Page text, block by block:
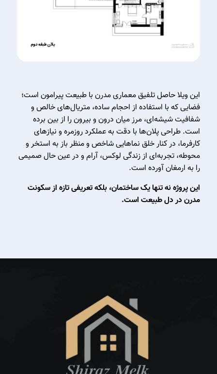
این ویلا حاصل تلفیق معماری مدرن با طبیعت پیرامون است؛
فضایی که با استفاده از احجام ساده، متریال‌های خالص و
شفافیت شیشه‌ای، مرز میان درون و بیرون را از بین برده
است. طراحی پلان‌ها با دقت به عملکرد روزمره و نیازهای
کارفرما، در کنار خلق نماهایی شاخص و منظر باز به استخر و
محوطه، تجربه‌ای از زندگی لوکس، آرام و در عین حال صمیمی
را به ارمغان آورده است.
این پروژه نه تنها یک ساختمان، بلکه تعریفی تازه از سکونت
مدرن در دل طبیعت است.